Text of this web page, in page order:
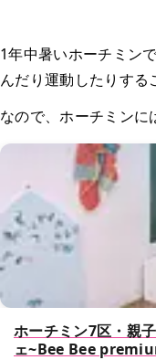
1年中暑いホーチミン
んだり運動したりする
なので、ホーチミンに
ホーチミン7区・親
ェ~Bee Bee